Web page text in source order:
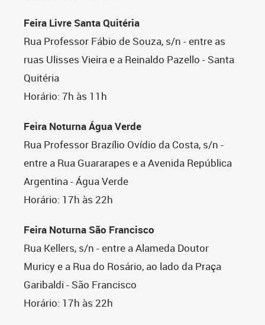
Feira Livre Santa Quitéria
Rua Professor Fábio de Souza, s/n - entre as
ruas Ulisses Vieira e a Reinaldo Pazello - Santa
Quitéria
Horário: 7h às 11h
Feira Noturna Água Verde
Rua Professor Brazílio Ovídio da Costa, s/n -
entre a Rua Guararapes e a Avenida República
Argentina - Água Verde
Horário: 17h às 22h
Feira Noturna São Francisco
Rua Kellers, s/n - entre a Alameda Doutor
Muricy e a Rua do Rosário, ao lado da Praça
Garibaldi - São Francisco
Horário: 17h às 22h